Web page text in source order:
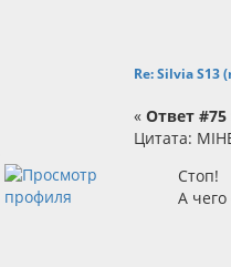
Re: Silvia S13
« Ответ #75
Цитата:
Стоп!
А